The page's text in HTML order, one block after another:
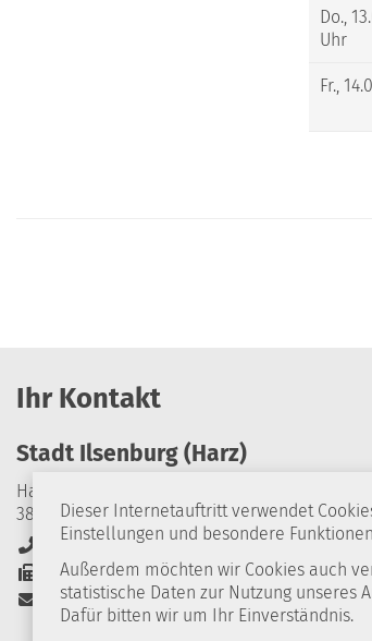
Dieser Internetauftritt verwendet
Einstellungen und besondere
Außerdem möchten wir Cookies auch
statistische Daten zur Nutzung unseres
Dafür bitten wir um Ihr Einverständnis.
Do.,
Uhr
Fr.,
Ihr Kontakt
Stadt Ilsenburg (Harz)
Harzburger Straße 24
38871 Ilsenburg (Harz)
+49 39452 84-0
+49 39452 84-114
Stadt-Ilsenburg@stadt-ilsenburg.de